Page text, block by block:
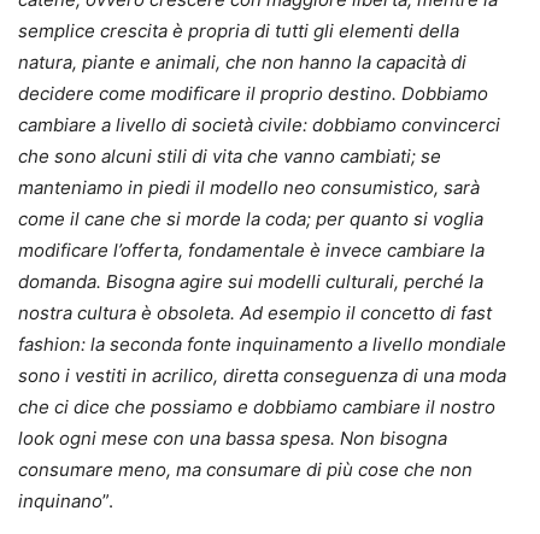
semplice crescita è propria di tutti gli elementi della
natura, piante e animali, che non hanno la capacità di
decidere come modificare il proprio destino. Dobbiamo
cambiare a livello di società civile: dobbiamo convincerci
che sono alcuni stili di vita che vanno cambiati; se
manteniamo in piedi il modello neo consumistico, sarà
come il cane che si morde la coda; per quanto si voglia
modificare l’offerta, fondamentale è invece cambiare la
domanda. Bisogna agire sui modelli culturali, perché la
nostra cultura è obsoleta. Ad esempio il concetto di fast
fashion: la seconda fonte inquinamento a livello mondiale
sono i vestiti in acrilico, diretta conseguenza di una moda
che ci dice che possiamo e dobbiamo cambiare il nostro
look ogni mese con una bassa spesa. Non bisogna
consumare meno, ma consumare di più cose che non
inquinano”.